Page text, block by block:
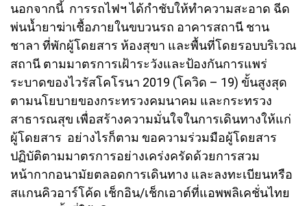
นอกจากนี้ การรถไฟฯ ได้กำชับให้ทำความสะอาด ฉีด
พ่นน้ำยาฆ่าเชื้อภายในขบวนรถ อาคารสถานี ชาน
ชาลา ที่พักผู้โดยสาร ห้องสุขา และพื้นที่โดยรอบบริเวณ
สถานี ตามมาตรการเฝ้าระวังและป้องกันการแพร่
ระบาดของไวรัสโคโรนา 2019 (โควิด – 19) ขั้นสูงสุด
ตามนโยบายของกระทรวงคมนาคม และกระทรวง
สาธารณสุข เพื่อสร้างความมั่นใจในการเดินทางให้แก่
ผู้โดยสาร อย่างไรก็ตาม ขอความร่วมมือผู้โดยสาร
ปฏิบัติตามมาตรการอย่างเคร่งครัดด้วยการสวม
หน้ากากอนามัยตลอดการเดินทาง และลงทะเบียนหรือ
สแกนคิวอาร์โค้ด เช็กอิน/เช็กเอาต์ที่แอพพลิเคชั่นไทย